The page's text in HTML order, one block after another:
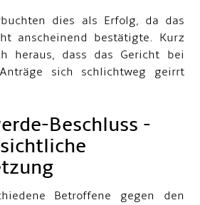
dies als Erfolg, da das
anscheinend bestätigte. Kurz
heraus, dass das Gericht bei
sich schlichtweg geirrt
Beschluss -
Betroffene gegen den